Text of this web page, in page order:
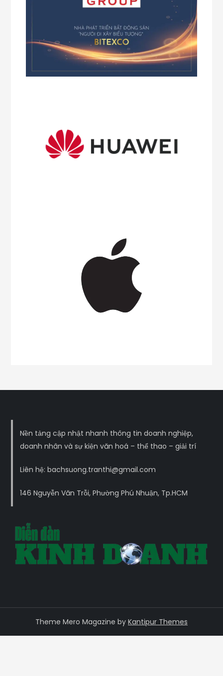
Nền tảng cập nhật nhanh thông tin doanh nghiệp,
doanh nhân và sự kiện văn hoá – thể thao – giải trí
Liên hệ: bachsuong.tranthi@gmail.com
146 Nguyễn Văn Trỗi, Phường Phú Nhuận, Tp.HCM
Theme Mero Magazine by Kantipur Themes